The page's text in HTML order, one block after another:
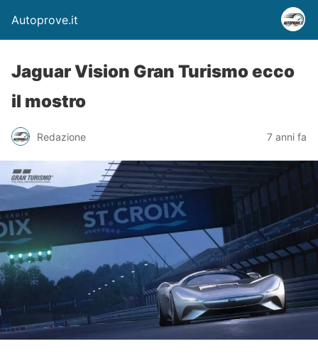
Autoprove.it
Jaguar Vision Gran Turismo ecco
il mostro
Redazione 7 anni fa